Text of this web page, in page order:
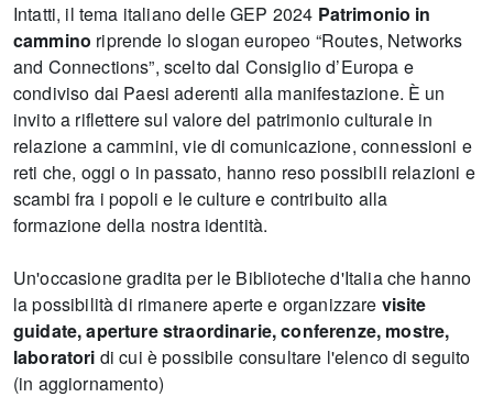
Intatti, il tema italiano delle GEP 2024 Patrimonio in
cammino riprende lo slogan europeo “Routes, Networks
and Connections”, scelto dal Consiglio d’Europa e
condiviso dai Paesi aderenti alla manifestazione. È un
invito a riflettere sul valore del patrimonio culturale in
relazione a cammini, vie di comunicazione, connessioni e
reti che, oggi o in passato, hanno reso possibili relazioni e
scambi fra i popoli e le culture e contribuito alla
formazione della nostra identità.
Un'occasione gradita per le Biblioteche d'Italia che hanno
la possibilità di rimanere aperte e organizzare visite
guidate, aperture straordinarie, conferenze, mostre,
laboratori di cui è possibile consultare l'elenco di seguito
(in aggiornamento)